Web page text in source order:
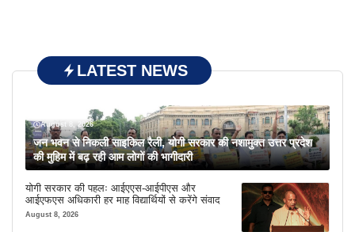
LATEST NEWS
August 8, 2026
जन भवन से निकली साइकिल रैली, योगी सरकार की नशामुक्त उत्तर प्रदेश
की मुहिम में बढ़ रही आम लोगों की भागीदारी
योगी सरकार की पहलः आईएएस-आईपीएस और
आईएफएस अधिकारी हर माह विद्यार्थियों से करेंगे संवाद
August 8, 2026